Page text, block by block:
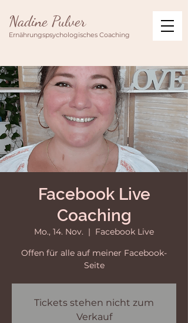
Nadine Pulver
Ernährungspsychologisches Coaching
Facebook Live
Coaching
Mo., 14. Nov.
  |
Facebook Live
Offen für alle auf meiner Facebook-
Seite
Tickets stehen nicht zum
Verkauf